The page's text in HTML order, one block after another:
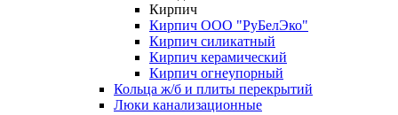
Кирпич
Кирпич ООО "РуБелЭко"
Кирпич силикатный
Кирпич керамический
Кирпич огнеупорный
Кольца ж/б и плиты перекрытий
Люки канализационные